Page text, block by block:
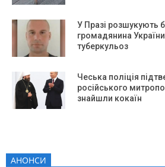
У Празі розшукують
громадянина
туберкульоз
Чеська поліція
російського
знайшли кокаїн
АНОНСИ